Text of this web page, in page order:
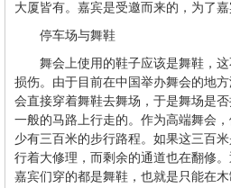
大厦皆有。嘉宾是受邀而来的，为了
停车场与舞鞋
舞会上使用的鞋子应该是舞鞋，
损伤。由于目前在中国举办舞会的地
会直接穿着舞鞋去舞场，于是舞场是
一般的马路上行走的。作为高端舞会
少有三百米的步行路程。如果这三百
行着大修理，而剩余的通道也在翻修
嘉宾们穿的都是舞鞋，也就是只能在